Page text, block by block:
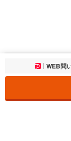
お気に入りに
WEB問